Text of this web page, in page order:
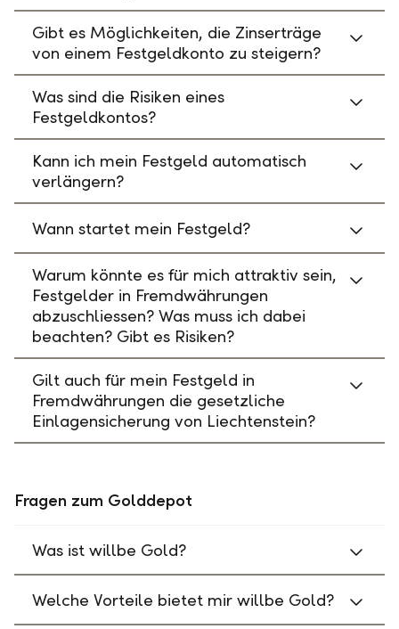
Gibt es Möglichkeiten, die Zinserträge
von einem Festgeldkonto zu steigern?
Was sind die Risiken eines
Festgeldkontos?
Kann ich mein Festgeld automatisch
verlängern?
Wann startet mein Festgeld?
Warum könnte es für mich attraktiv sein,
Festgelder in Fremdwährungen
abzuschliessen? Was muss ich dabei
beachten? Gibt es Risiken?
Gilt auch für mein Festgeld in
Fremdwährungen die gesetzliche
Einlagensicherung von Liechtenstein?
Fragen zum Golddepot
Was ist willbe Gold?
Welche Vorteile bietet mir willbe Gold?